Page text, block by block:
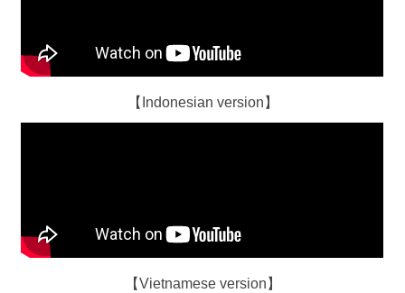
【Indonesian version】
【Vietnamese version】